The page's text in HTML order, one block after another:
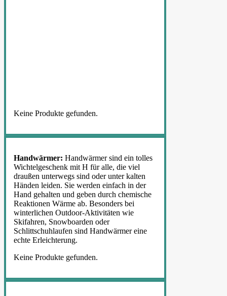
Keine Produkte gefunden.
Handwärmer: Handwärmer sind ein tolles
Wichtelgeschenk mit H für alle, die viel
draußen unterwegs sind oder unter kalten
Händen leiden. Sie werden einfach in der
Hand gehalten und geben durch chemische
Reaktionen Wärme ab. Besonders bei
winterlichen Outdoor-Aktivitäten wie
Skifahren, Snowboarden oder
Schlittschuhlaufen sind Handwärmer eine
echte Erleichterung.
Keine Produkte gefunden.